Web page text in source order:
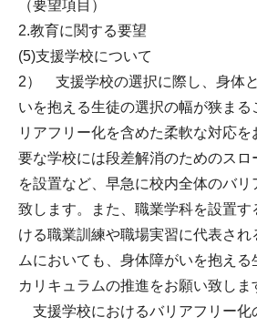
（要望項目）
2.教育に関する要望
(5)支援学校について
2） 支援学校の選択に際し、身体
いを抱える生徒の選択の幅が狭ま
リアフリー化を含めた柔軟な対応
要な学校には段差解消のためのスロ
を設置など、早急に校内全体のバ
致します。また、職業学科を設置す
ける職業訓練や職場実習に代表され
ムにおいても、身体障がいを抱える
カリキュラムの推進をお願い致しま
支援学校におけるバリアフリー化